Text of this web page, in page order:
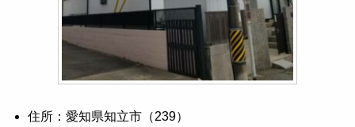
住所：愛知県知立市（239）